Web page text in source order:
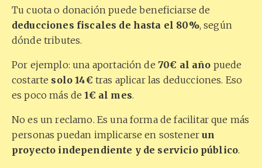
Tu cuota o donación puede beneficiarse de
deducciones fiscales de hasta el 80%, según
dónde tributes.
Por ejemplo: una aportación de 70€ al año puede
costarte solo 14€ tras aplicar las deducciones. Eso
es poco más de1€ al mes.
No es un reclamo. Es una forma de facilitar que más
personas puedan implicarse en sostenerun
proyecto independiente y de servicio público.